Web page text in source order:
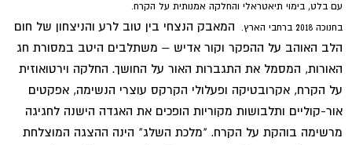
עם בלט, בימוי תיאטראלי והחלקה אמנותית על הקרח.
בחנוכה 2018 ברחבי הארץ.
המאבק הנצחי בין טוב לרע והניצחון של חום
הלב האוהב על ההפקר וקור אדיש – משתלבים היטב במסורת חג
האורות, המסמל את התגברות האור על החושך. החלקה וירטואוזית
על הקרח, אקרובטיקה ופעלולי הקרקס עוצרי הנשימה, אפקטים
אור-קוליים ותלבושות מקוריות הופכים את האגדה הישנה לחגיגה
מרשימה בוהקת על הקרח. "מלכת השלג" הינה ההצגה המוצלחת